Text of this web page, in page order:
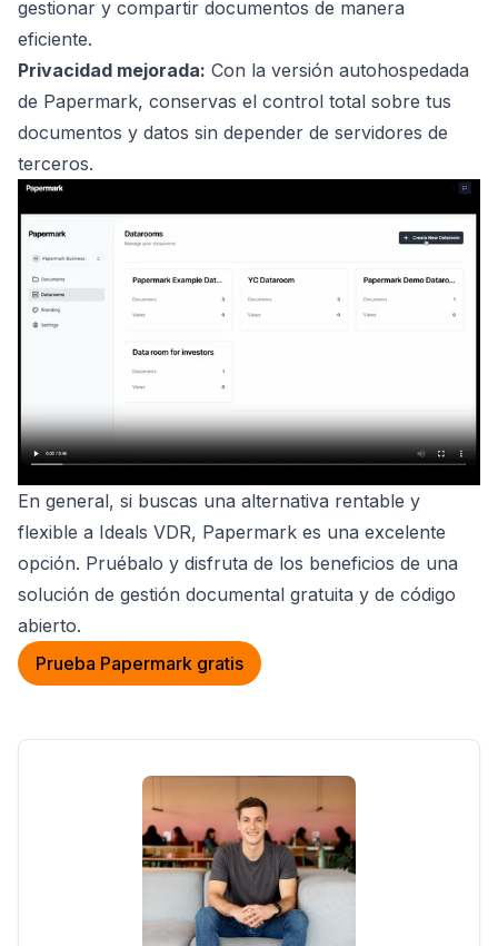
gestionar y compartir documentos de manera
eficiente.
Privacidad mejorada: Con la versión autohospedada
de Papermark, conservas el control total sobre tus
documentos y datos sin depender de servidores de
terceros.
En general, si buscas una alternativa rentable y
flexible a Ideals VDR, Papermark es una excelente
opción. Pruébalo y disfruta de los beneficios de una
solución de gestión documental gratuita y de código
abierto.
Prueba Papermark gratis